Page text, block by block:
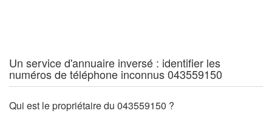
Un service d'annuaire inversé : identifier les
numéros de téléphone inconnus 043559150
Qui est le propriétaire du 043559150 ?